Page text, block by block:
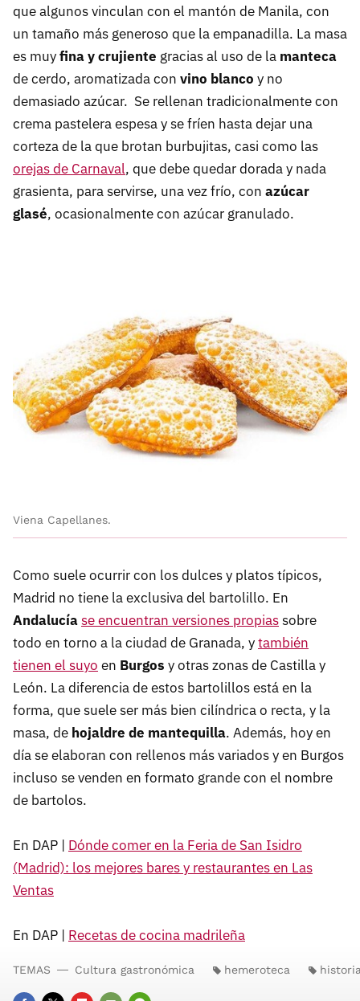
que algunos vinculan con el mantón de Manila, con
un tamaño más generoso que la empanadilla. La masa
es muyfina y crujiente gracias al uso de la manteca
de cerdo, aromatizada con vino blanco y no
demasiado azúcar. Se rellenan tradicionalmente con
crema pastelera espesa y se fríen hasta dejar una
corteza de la que brotan burbujitas, casi como las
orejas de Carnaval, que debe quedar dorada y nada
grasienta, para servirse, una vez frío, con azúcar
glasé, ocasionalmente con azúcar granulado.
Viena Capellanes.
Como suele ocurrir con los dulces y platos típicos,
Madrid no tiene la exclusiva del bartolillo. En
Andalucíase encuentran versiones propiassobre
todo en torno a la ciudad de Granada, ytambién
tienen el suyo en Burgos y otras zonas de Castilla y
León. La diferencia de estos bartolillos está en la
forma, que suele ser más bien cilíndrica o recta, y la
masa, de hojaldre de mantequilla. Además, hoy en
día se elaboran con rellenos más variados y en Burgos
incluso se venden en formato grande con el nombre
de bartolos.
En DAP | Dónde comer en la Feria de San Isidro
(Madrid): los mejores bares y restaurantes en Las
Ventas
En DAP | Recetas de cocina madrileña
TEMAS Cultura gastronómica hemeroteca